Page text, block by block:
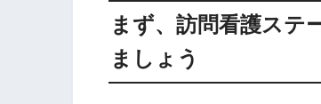
まず、訪問看護ステ
ましょう